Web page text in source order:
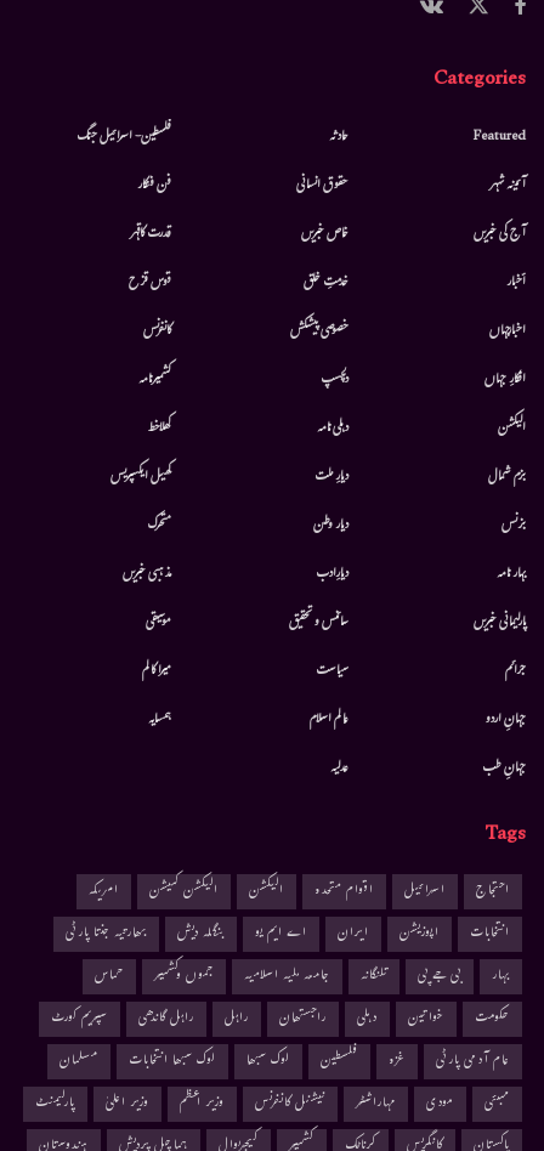
Categories
Featured
آئینہ شہر
آج کی خبریں
أخبار
اخبارجہاں
افکارِ جہاں
الیکشن
بزم شمال
بزنس
بہار نامہ
پارلیمانی خبریں
جرائم
جہانِ اردو
جہانِ طب
حادثہ
حقوق انسانی
خاص خبریں
خدمتِ خلق
خصوصی پیشکش
دلچسپ
دہلی نامہ
دیارِ ملت
دیار وطن
دیارِادب
سائنس و تحقیق
سیاست
عالم اسلام
عدلیہ
فلسطین- اسرائیل جنگ
فن فنکار
قدرت کاقہر
قوس قزح
کانفرنس
کشمیرنامہ
کھلاخط
کھیل ایکسپریس
متحرك
مذہبی خبریں
موسيقى
میرا کالم
ہمسایہ
Tags
احتجاج اسرائیل اقوام متحدہ الیکشن الیکشن کمیشن
امریکہ
انتخابات
اپوزیشن ایران اے ایم یو بنگلہ دیش
بھارتیہ جنتا پارٹی
بہار
بی جے پی تلنگانہ جامعہ ملیہ اسلامیہ جموں وکشمیر
حماس
حکومت
خواتین دہلی راجستھان راہل راہل گاندھی
سپریم کورٹ
عام آدمی پارٹی
غزہ فلسطین لوک سبھا لوک سبھا انتخابات
مسلمان
ممبئی
مودی مہاراشٹر نیشنل کانفرنس وزیر اعظم وزیر اعلیٰ
پارلیمنٹ